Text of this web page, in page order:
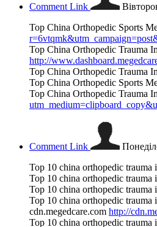
Comment Link
Top China Orthopedic Sports
Top China Orthopedic Trauma
http://
Top China Orthopedic Trauma
Top China Orthopedic Sports
Top China Orthopedic Trauma
Comment Link
Top 10 china orthopedic trauma
Top 10 china orthopedic trauma
Top 10 china orthopedic trauma
Top 10 china orthopedic trauma
cdn.megedcare.com http://
Top 10 china orthopedic trauma